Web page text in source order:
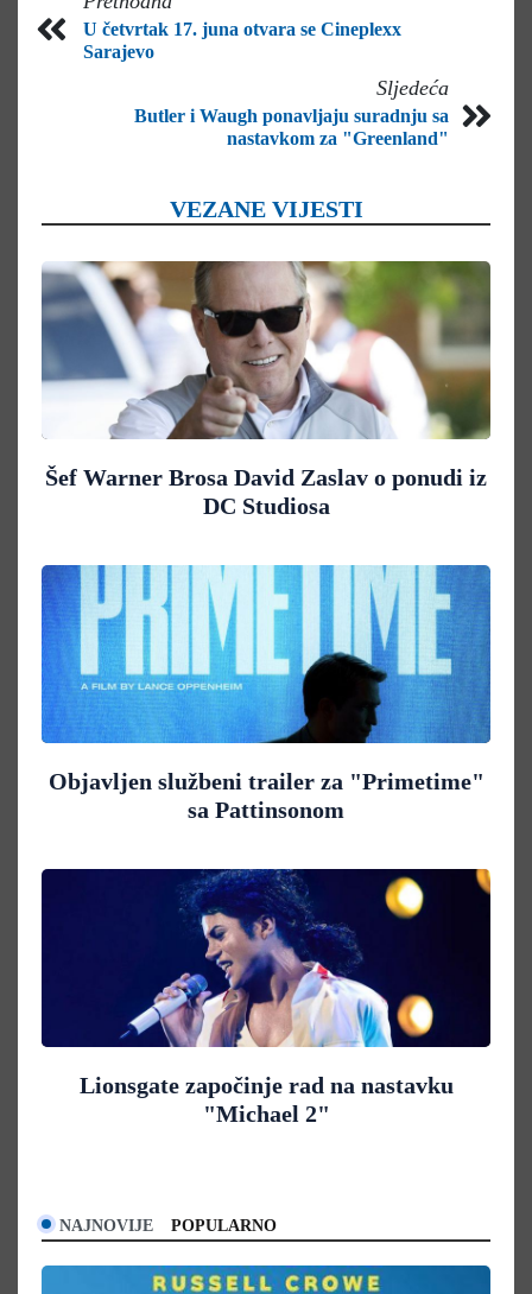
U četvrtak 17. juna otvara se Cineplexx
Sarajevo
Sljedeća
Butler i Waugh ponavljaju suradnju sa
nastavkom za "Greenland"
VEZANE VIJESTI
Šef Warner Brosa David Zaslav o ponudi iz
DC Studiosa
Objavljen službeni trailer za "Primetime"
sa Pattinsonom
Lionsgate započinje rad na nastavku
"Michael 2"
NAJNOVIJE POPULARNO